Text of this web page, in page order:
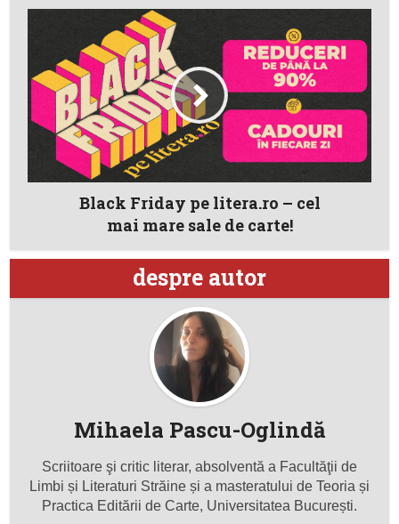
Black Friday pe litera.ro – cel
mai mare sale de carte!
despre autor
Mihaela Pascu-Oglindă
Scriitoare şi critic literar, absolventă a Facultăţii de
Limbi și Literaturi Străine și a masteratului de Teoria și
Practica Editării de Carte, Universitatea București.